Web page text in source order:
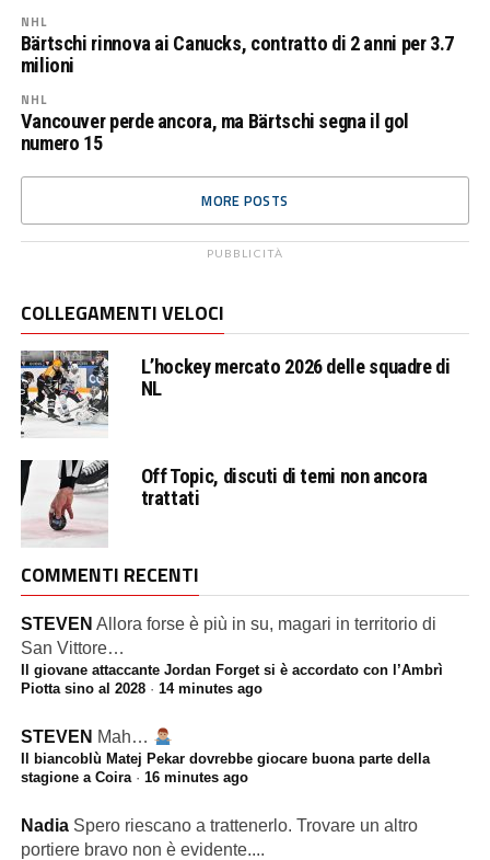
NHL
Bärtschi rinnova ai Canucks, contratto di 2 anni per 3.7
milioni
NHL
Vancouver perde ancora, ma Bärtschi segna il gol
numero 15
MORE POSTS
PUBBLICITÀ
COLLEGAMENTI VELOCI
L’hockey mercato 2026 delle squadre di
NL
Off Topic, discuti di temi non ancora
trattati
COMMENTI RECENTI
STEVEN Allora forse è più in su, magari in territorio di
San Vittore…
Il giovane attaccante Jordan Forget si è accordato con l’Ambrì
Piotta sino al 2028· 14 minutes ago
STEVEN Mah…
Il biancoblù Matej Pekar dovrebbe giocare buona parte della
stagione a Coira· 16 minutes ago
Nadia Spero riescano a trattenerlo. Trovare un altro
portiere bravo non è evidente....